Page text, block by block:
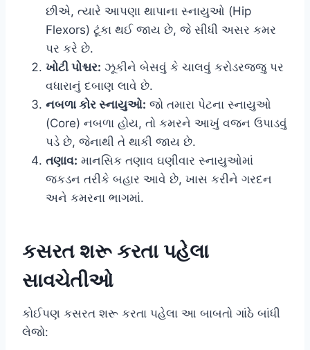
છીએ, ત્યારે આપણા થાપાના સ્નાયુઓ (Hip
Flexors) ટૂંકા થઈ જાય છે, જે સીધી અસર કમર
પર કરે છે.
ખોટી પોશ્ચર: ઝૂકીને બેસવું કે ચાલવું કરોડરજ્જુ પર
વધારાનું દબાણ લાવે છે.
નબળા કોર સ્નાયુઓ: જો તમારા પેટના સ્નાયુઓ
(Core) નબળા હોય, તો કમરને આખું વજન ઉપાડવું
પડે છે, જેનાથી તે થાકી જાય છે.
તણાવ: માનસિક તણાવ ઘણીવાર સ્નાયુઓમાં
જકડન તરીકે બહાર આવે છે, ખાસ કરીને ગરદન
અને કમરના ભાગમાં.
કસરત શરૂ કરતા પહેલા
સાવચેતીઓ
કોઈપણ કસરત શરૂ કરતા પહેલા આ બાબતો ગાંઠે બાંધી
લેજો: